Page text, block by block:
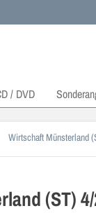
/ DVD
Wirtschaft Münsterland
(ST)